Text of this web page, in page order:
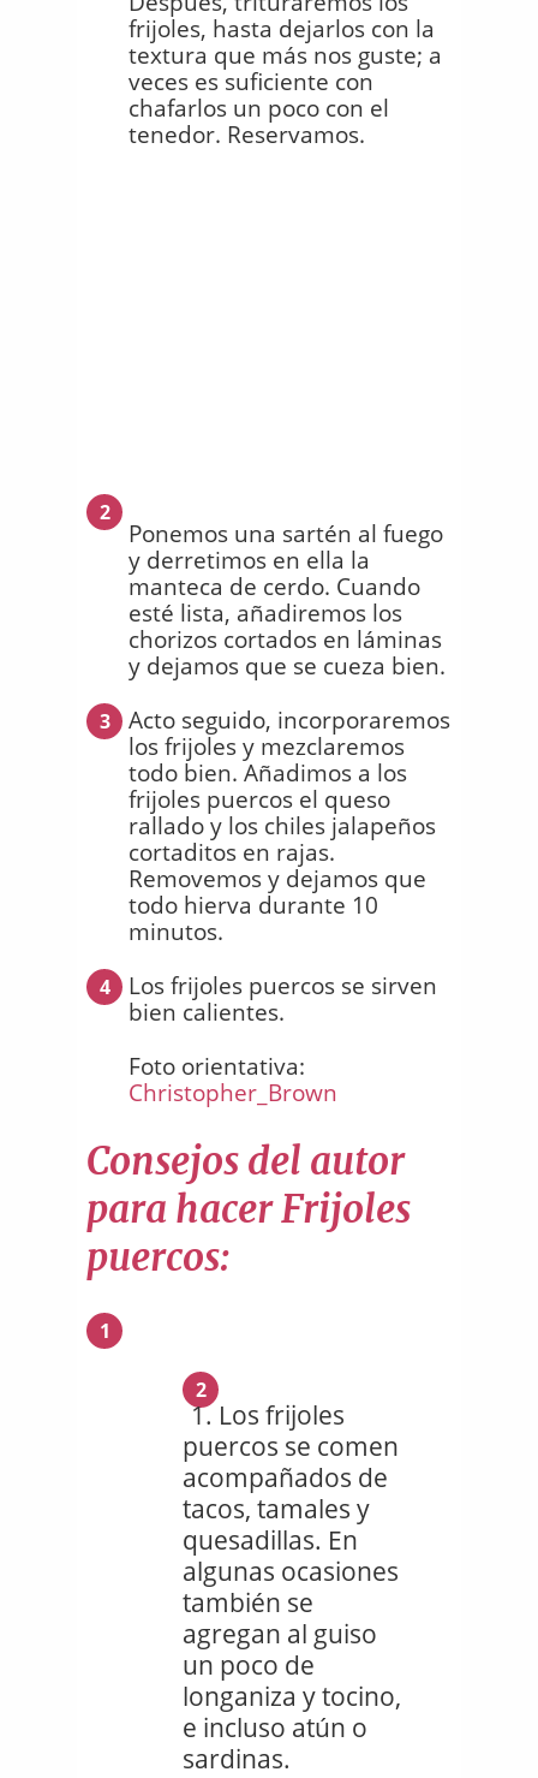
frijoles, hasta dejarlos con la
textura que más nos guste; a
veces es suficiente con
chafarlos un poco con el
tenedor. Reservamos.
2
Ponemos una sartén al fuego
y derretimos en ella la
manteca de cerdo. Cuando
esté lista, añadiremos los
chorizos cortados en láminas
y dejamos que se cueza bien.
3
Acto seguido, incorporaremos
los frijoles y mezclaremos
todo bien. Añadimos a los
frijoles puercos el queso
rallado y los chiles jalapeños
cortaditos en rajas.
Removemos y dejamos que
todo hierva durante 10
minutos.
4
Los frijoles puercos se sirven
bien calientes.
Foto orientativa:
Christopher_Brown
Consejos del autor
para hacer Frijoles
puercos:
1
2
Los frijoles
puercos se comen
acompañados de
tacos, tamales y
quesadillas. En
algunas ocasiones
también se
agregan al guiso
un poco de
longaniza y tocino,
e incluso atún o
sardinas.